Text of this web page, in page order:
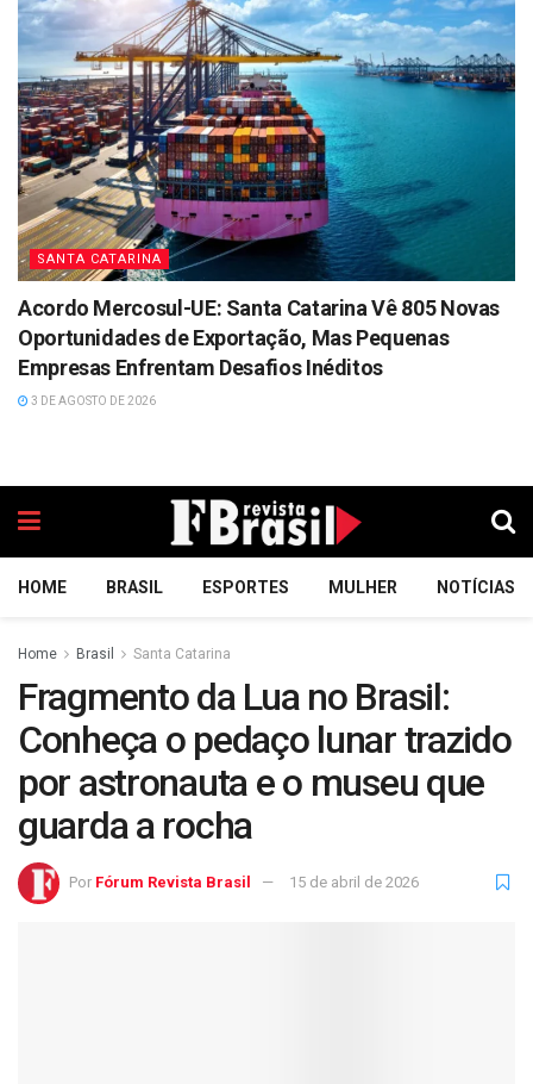
SANTA CATARINA
Acordo Mercosul-UE: Santa Catarina Vê 805 Novas
Oportunidades de Exportação, Mas Pequenas
Empresas Enfrentam Desafios Inéditos
3 DE AGOSTO DE 2026
HOME BRASIL ESPORTES MULHER NOTÍCIAS
Home Brasil Santa Catarina
Fragmento da Lua no Brasil:
Conheça o pedaço lunar trazido
por astronauta e o museu que
guarda a rocha
Por Fórum Revista Brasil 15 de abril de 2026